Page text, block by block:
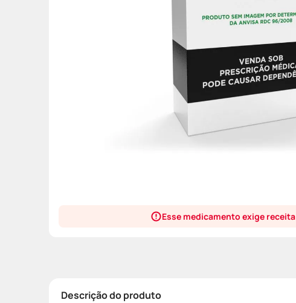
Esse medicamento exige receita
Descrição do produto